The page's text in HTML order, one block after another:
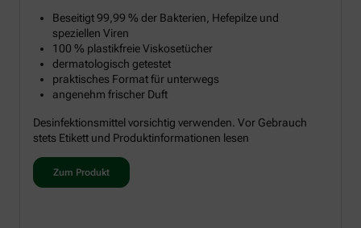
Beseitigt 99,99 % der Bakterien, Hefepilze und
speziellen Viren
100 % plastikfreie Viskosetücher
dermatologisch getestet
praktisches Format für unterwegs
angenehm frischer Duft
Desinfektionsmittel vorsichtig verwenden. Vor Gebrauch
stets Etikett und Produktinformationen lesen
Zum Produkt